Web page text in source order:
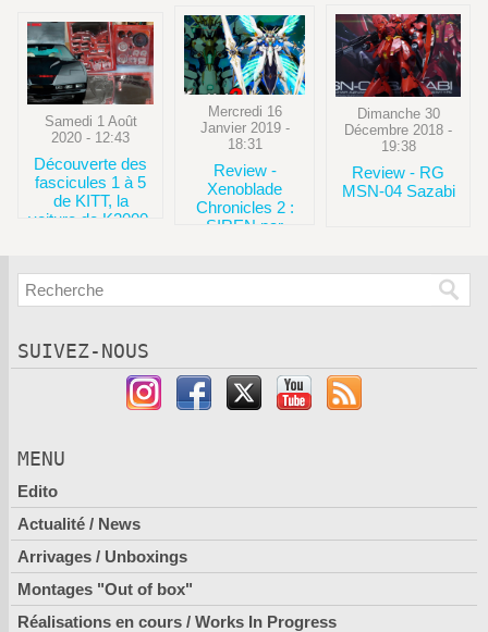
Samedi 1 Août
2020 - 12:43
Découverte des
fascicules 1 à 5
de KITT, la
voiture de K2000,
Mercredi 16
Janvier 2019 -
18:31
Review -
Xenoblade
Chronicles 2 :
SIREN par
Dimanche 30
Décembre 2018 -
19:38
Review - RG
MSN-04 Sazabi
SUIVEZ-NOUS
MENU
Edito
Actualité / News
Arrivages / Unboxings
Montages "Out of box"
Réalisations en cours / Works In Progress